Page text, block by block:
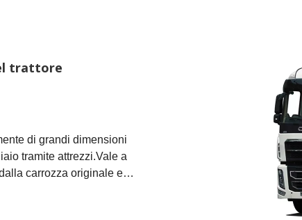
trattore
di grandi dimensioni
tramite attrezzi.Vale a
carrozza originale e